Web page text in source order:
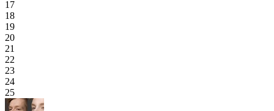
17
18
19
20
21
22
23
24
25